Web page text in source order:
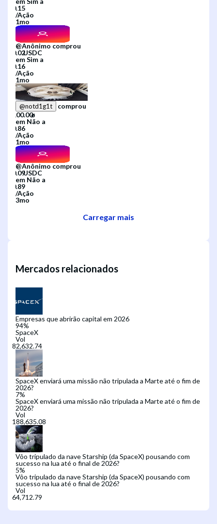
/Ação
1mo
@Anônimo comprou
emSim a
/Ação
1mo
@notd1g1t
comprou
em Não a
/Ação
1mo
@Anônimo comprou
em Não a
/Ação
3mo
Carregar mais
Mercados relacionados
Empresas que abrirão capital em 2026
94%
SpaceX
Vol
SpaceX enviará uma missão não tripulada a Marte até o fim de
2026?
7%
SpaceX enviará uma missão não tripulada a Marte até o fim de
2026?
Vol
Vôo tripulado da nave Starship (da SpaceX) pousando com
sucesso na lua até o final de 2026?
5%
Vôo tripulado da nave Starship (da SpaceX) pousando com
sucesso na lua até o final de 2026?
Vol